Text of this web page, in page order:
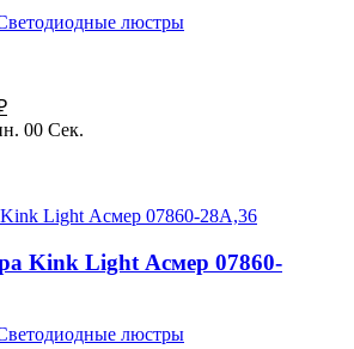
люстры
Текущая
цена:
00 Сек.
Kink Light Асмер 07860-
люстры